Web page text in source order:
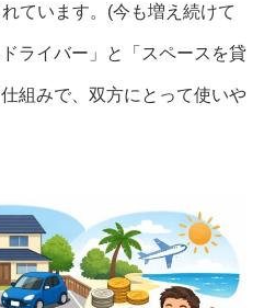
ています。(今も増え続けて
ライバー」と「スペースを貸
組みで、双方にとって使いや